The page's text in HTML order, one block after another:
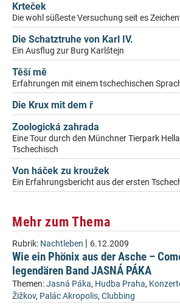
Krteček
Die wohl süßeste Versuchung seit es
Die Schatztruhe von Karl IV.
Ein Ausflug zur Burg Karlštejn
Těší mě
Erfahrungen mit einem tschechischen
Die Krux mit dem ř
Zoologická zahrada
Eine Tour durch den Münchner Tierpark
Tschechisch
Von háček zu kroužek
Ein Erfahrungsbericht aus der ersten
Mehr zum Thema
Rubrik: Nachtleben | 6.12.2009
Wie ein Phönix aus der Asche –
legendären Band JASNÁ PÁKA
Themen:Jasná Páka, Hudba Praha,
Žižkov, Palác Akropolis, Clubbing